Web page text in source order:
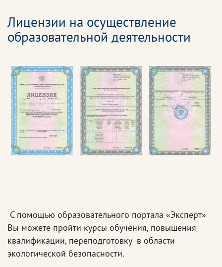
Лицензии на осуществление
образовательной деятельности
С помощью образовательного портала «Эксперт»
Вы можете пройти курсы обучения, повышения
квалификации, переподготовку в области
экологической безопасности.